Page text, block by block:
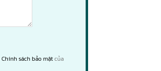
Chính sách bảo mậtcủa